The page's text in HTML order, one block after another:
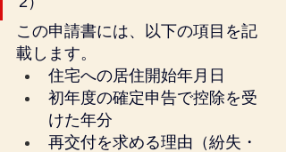
この申請書には、以下の項目を記
載します。
住宅への居住開始年月日
初年度の確定申告で控除を受
けた年分
再交付を求める理由（紛失・